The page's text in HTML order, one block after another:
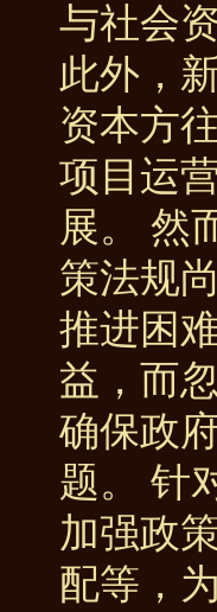
与社会
此外，
资本方
项目运
展。 然
策法规
推进困
益，而
确保政
题。 针
加强政
配等，